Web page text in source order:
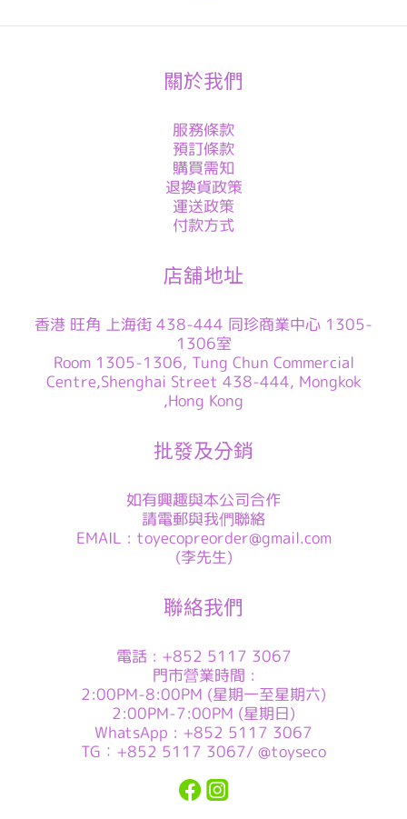
關於我們
服務條款
預訂條款
購買需知
退換貨政策
運送政策
付款方式
店舖地址
香港 旺角 上海街 438-444 同珍商業中心 1305-
1306室
Room 1305-1306, Tung Chun Commercial
Centre,Shenghai Street 438-444, Mongkok
,Hong Kong
批發及分銷
如有興趣與本公司合作
請電郵與我們聯絡
EMAIL : toyecopreorder@gmail.com
(李先生)
聯絡我們
電話 : +852 5117 3067
門市營業時間 :
2:00PM-8:00PM (星期一至星期六)
2:00PM-7:00PM (星期日)
WhatsApp : +852 5117 3067
TG：+852 5117 3067/ @toyseco